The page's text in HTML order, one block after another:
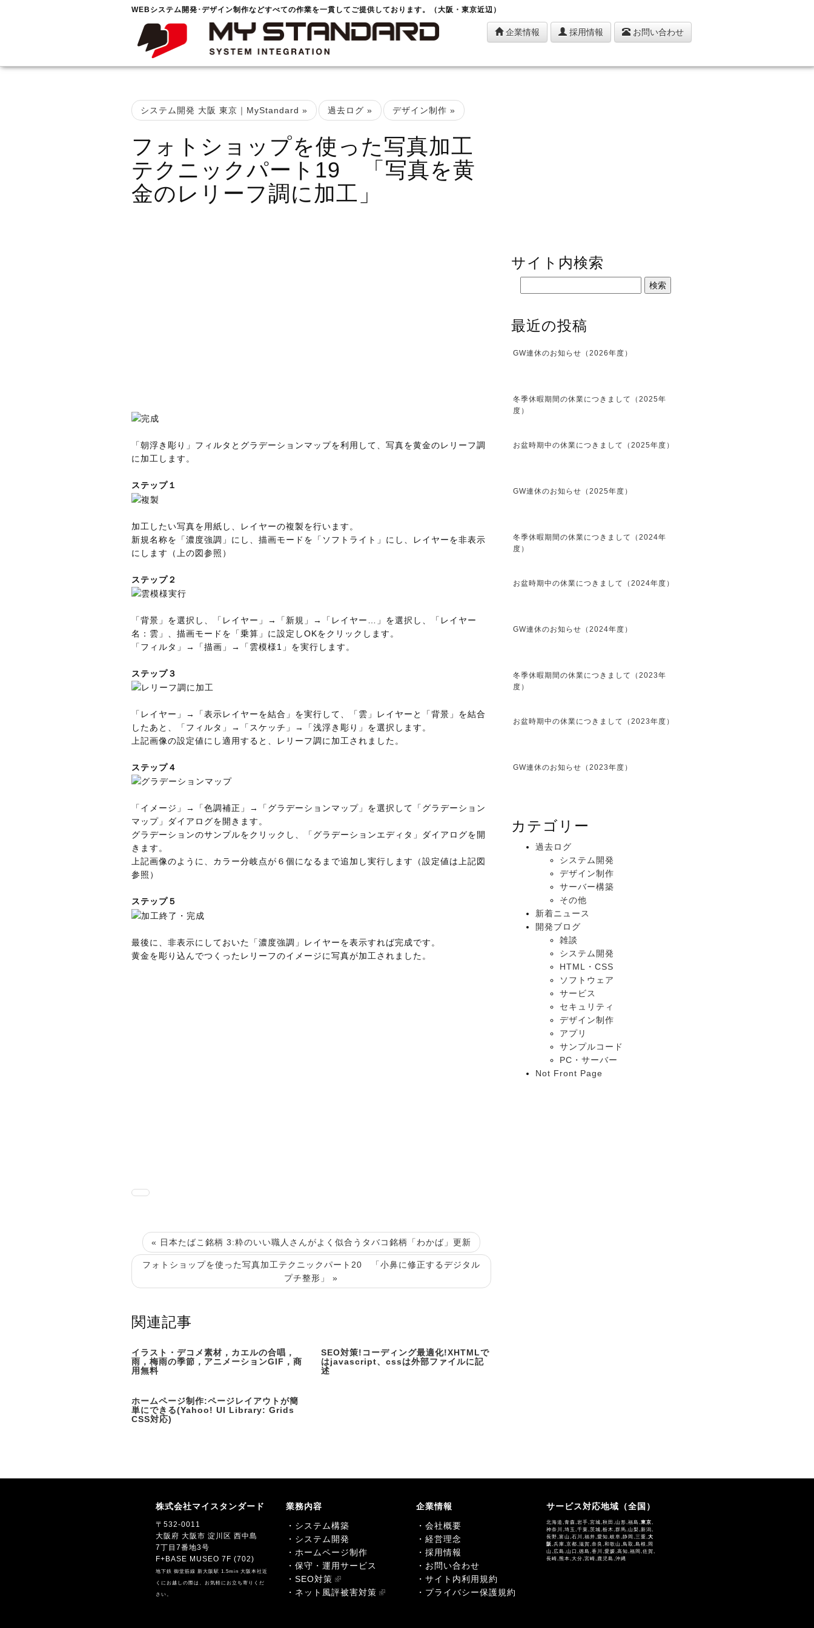
WEBシステム開発･デザイン制作などすべての作業を一貫してご提供しております。（大阪・東京近辺）
企業情報 採用情報 お問い合わせ
システム開発 大阪 東京｜MyStandard » 過去ログ » デザイン制作 »
フォトショップを使った写真加工
テクニックパート19 「写真を黄
金のレリーフ調に加工」
「朝浮き彫り」フィルタとグラデーションマップを利用して、写真を黄金のレリーフ調
に加工します。
ステップ１
加工したい写真を用紙し、レイヤーの複製を行います。
新規名称を「濃度強調」にし、描画モードを「ソフトライト」にし、レイヤーを非表示
にします（上の図参照）
ステップ２
「背景」を選択し、「レイヤー」→「新規」→「レイヤー…」を選択し、「レイヤー
名：雲」、描画モードを「乗算」に設定しOKをクリックします。
「フィルタ」→「描画」→「雲模様1」を実行します。
ステップ３
「レイヤー」→「表示レイヤーを結合」を実行して、「雲」レイヤーと「背景」を結合
したあと、「フィルタ」→「スケッチ」→「浅浮き彫り」を選択します。
上記画像の設定値にし適用すると、レリーフ調に加工されました。
ステップ４
「イメージ」→「色調補正」→「グラデーションマップ」を選択して「グラデーション
マップ」ダイアログを開きます。
グラデーションのサンプルをクリックし、「グラデーションエディタ」ダイアログを開
きます。
上記画像のように、カラー分岐点が６個になるまで追加し実行します（設定値は上記図
参照）
ステップ５
最後に、非表示にしておいた「濃度強調」レイヤーを表示すれば完成です。
黄金を彫り込んでつくったレリーフのイメージに写真が加工されました。
« 日本たばこ銘柄 3:粋のいい職人さんがよく似合うタバコ銘柄「わかば」更新
フォトショップを使った写真加工テクニックパート20 「小鼻に修正するデジタル
プチ整形」 »
関連記事
イラスト・デコメ素材，カエルの合唱，
雨，梅雨の季節，アニメーションGIF，商
用無料
SEO対策!コーディング最適化!XHTMLで
はjavascript、cssは外部ファイルに記
述
ホームページ制作:ページレイアウトが簡
単にできる(Yahoo! UI Library: Grids
CSS対応)
サイト内検索
最近の投稿
GW連休のお知らせ（2026年度）
冬季休暇期間の休業につきまして（2025年
度）
お盆時期中の休業につきまして（2025年度）
GW連休のお知らせ（2025年度）
冬季休暇期間の休業につきまして（2024年
度）
お盆時期中の休業につきまして（2024年度）
GW連休のお知らせ（2024年度）
冬季休暇期間の休業につきまして（2023年
度）
お盆時期中の休業につきまして（2023年度）
GW連休のお知らせ（2023年度）
カテゴリー
過去ログ
システム開発
デザイン制作
サーバー構築
その他
新着ニュース
開発ブログ
雑談
システム開発
HTML・CSS
ソフトウェア
サービス
セキュリティ
デザイン制作
アプリ
サンプルコード
PC・サーバー
Not Front Page
株式会社マイスタンダード
〒532-0011
大阪府 大阪市 淀川区 西中島
7丁目7番地3号
F+BASE MUSEO 7F (702)
地下鉄 御堂筋線 新大阪駅 1.5min 大阪本社近
くにお越しの際は、お気軽にお立ち寄りくだ
さい。
業務内容
・システム構築
・システム開発
・ホームページ制作
・保守・運用サービス
・SEO対策
・ネット風評被害対策
企業情報
・会社概要
・経営理念
・採用情報
・お問い合わせ
・サイト内利用規約
・プライバシー保護規約
サービス対応地域（全国）
北海道,青森,岩手,宮城,秋田,山形,福島, 東京
神奈川,埼玉,千葉,茨城,栃木,群馬,山梨,新潟,
長野,富山,石川,福井,愛知,岐阜,静岡,三重, 大
阪 ,兵庫,京都,滋賀,奈良,和歌山,鳥取,島根,岡
山,広島,山口,徳島,香川,愛媛,高知,福岡,佐賀,
長崎,熊本,大分,宮崎,鹿児島,沖縄